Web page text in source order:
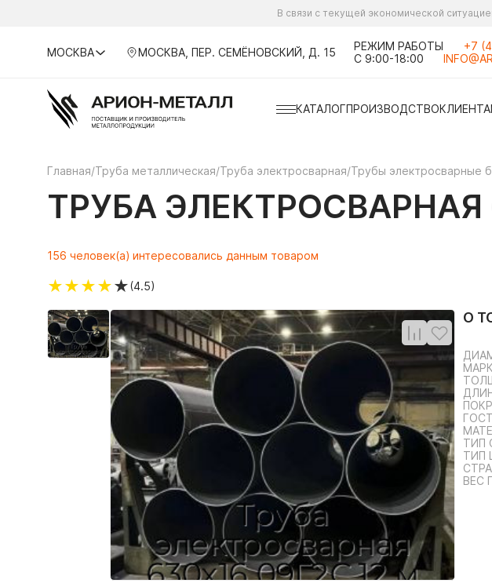
В связи с текущей экономической
МОСКВА МОСКВА, ПЕР. СЕМЁНОВСКИЙ, Д. 15
РЕЖИМ РАБОТЫ
С 9:00-18:00
+7
КАТАЛОГПРОИЗВОДСТВО
Главная/Труба металлическая/Труба электросварная/Трубы электросварные
ТРУБА ЭЛЕКТРОСВАРНАЯ
156 человек(а) интересовались данным товаром
★★★★★(4.5)
О
ГОСТ
ТИП
ТИП
ВЕС